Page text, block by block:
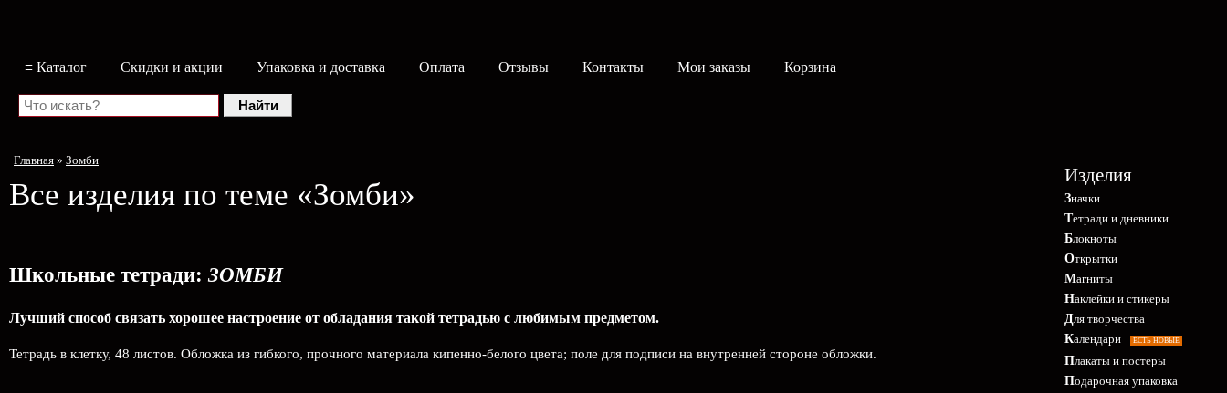
≡ Каталог Скидки и акции Упаковка и доставка Оплата Отзывы Контакты Мои заказы Корзина
Главная » Зомби
Все изделия по теме «Зомби»
Школьные тетради: ЗОМБИ
Лучший способ связать хорошее настроение от обладания такой тетрадью c любимым предметом.
Тетрадь в клетку, 48 листов. Обложка из гибкого, прочного материала кипенно-белого цвета; поле для подписи на внутренней стороне обложки.
Изделия
Значки
Тетради и дневники
Блокноты
Открытки
Магниты
Наклейки и стикеры
Для творчества
Календари
ЕСТЬ НОВЫЕ
Плакаты и постеры
Подарочная упаковка